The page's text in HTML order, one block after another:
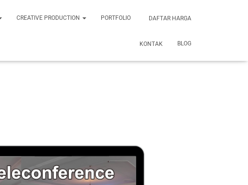
CREATIVE PRODUCTION PORTFOLIO DAFTAR HARGA
KONTAK BLOG